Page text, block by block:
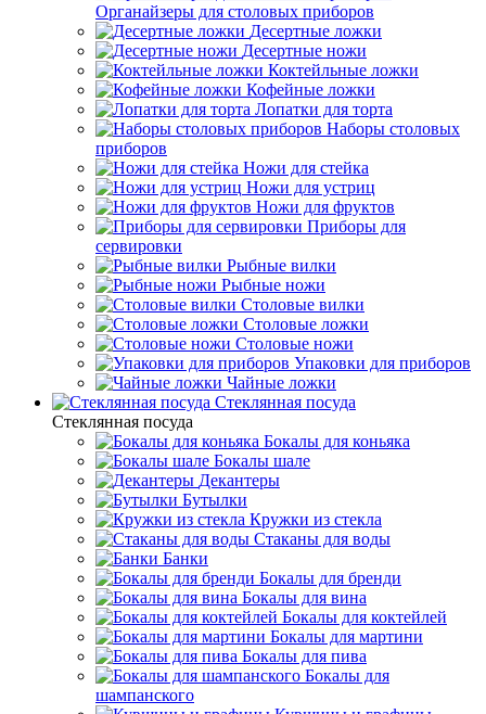
Органайзеры для столовых приборов
Десертные ложки
Десертные ножи
Коктейльные ложки
Кофейные ложки
Лопатки для торта
Наборы столовых
приборов
Ножи для стейка
Ножи для устриц
Ножи для фруктов
Приборы для
сервировки
Рыбные вилки
Рыбные ножи
Столовые вилки
Столовые ложки
Столовые ножи
Упаковки для приборов
Чайные ложки
Стеклянная посуда
Стеклянная посуда
Бокалы для коньяка
Бокалы шале
Декантеры
Бутылки
Кружки из стекла
Стаканы для воды
Банки
Бокалы для бренди
Бокалы для вина
Бокалы для коктейлей
Бокалы для мартини
Бокалы для пива
Бокалы для
шампанского